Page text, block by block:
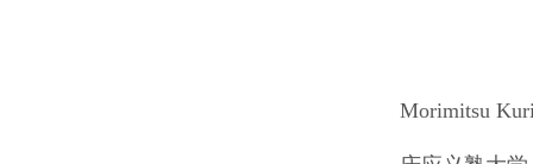
Morimitsu